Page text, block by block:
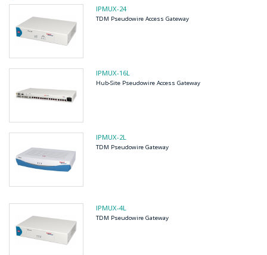
IPMUX-24
TDM Pseudowire Access Gateway
IPMUX-16L
Hub-Site Pseudowire Access Gateway
IPMUX-2L
TDM Pseudowire Gateway
IPMUX-4L
TDM Pseudowire Gateway